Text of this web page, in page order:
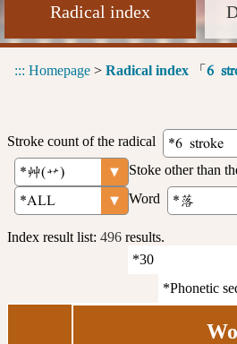
Radical index
::: Homepage > Radical index 「 6
Stroke count of the radical
Stoke other than
Word
Index result list: 496 results.